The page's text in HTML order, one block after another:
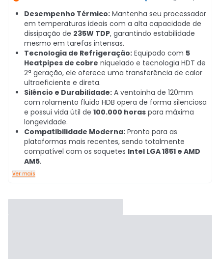
Desempenho Térmico: Mantenha seu processador
em temperaturas ideais com a alta capacidade de
dissipação de 235W TDP, garantindo estabilidade
mesmo em tarefas intensas.
Tecnologia de Refrigeração: Equipado com 5
Heatpipes de cobre niquelado e tecnologia HDT de
2ª geração, ele oferece uma transferência de calor
ultraeficiente e direta.
Silêncio e Durabilidade: A ventoinha de 120mm
com rolamento fluido HDB opera de forma silenciosa
e possui vida útil de 100.000 horas para máxima
longevidade.
Compatibilidade Moderna: Pronto para as
plataformas mais recentes, sendo totalmente
compatível com os soquetes Intel LGA 1851 e AMD
AM5.
Ver mais